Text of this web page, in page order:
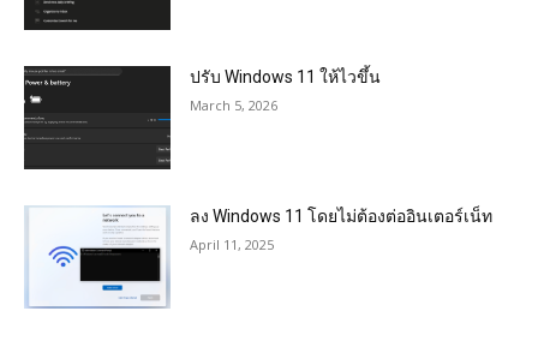
ปรับ Windows 11 ให้ไวขึ้น
March 5, 2026
ลง Windows 11 โดยไม่ต้องต่ออินเตอร์เน็ท
April 11, 2025